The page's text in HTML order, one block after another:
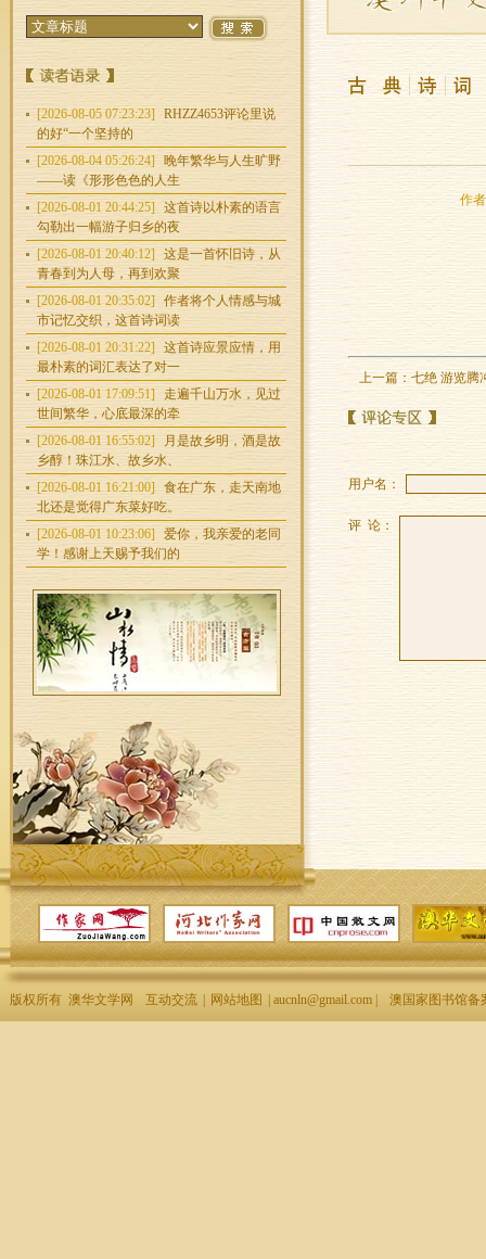
[2026-08-05 07:23:23]
RHZZ4653评论里说
的好“一个坚持的
[2026-08-04 05:26:24]
晚年繁华与人生旷野
——读《形形色色的人生
[2026-08-01 20:44:25]
这首诗以朴素的语言
勾勒出一幅游子归乡的夜
[2026-08-01 20:40:12]
这是一首怀旧诗，从
青春到为人母，再到欢聚
[2026-08-01 20:35:02]
作者将个人情感与城
市记忆交织，这首诗词读
[2026-08-01 20:31:22]
这首诗应景应情，用
最朴素的词汇表达了对一
[2026-08-01 17:09:51]
走遍千山万水，见过
世间繁华，心底最深的牵
[2026-08-01 16:55:02]
月是故乡明，酒是故
乡醇！珠江水、故乡水、
[2026-08-01 16:21:00]
食在广东，走天南地
北还是觉得广东菜好吃。
[2026-08-01 10:23:06]
爱你，我亲爱的老同
学！感谢上天赐予我们的
作
上一篇： 七绝 游览腾
用户名：
评 论：
版权所有 澳华文学网 互动交流 网站地图 | aucnln@gmail.com | 澳国家图书馆备